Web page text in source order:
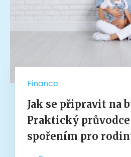
Finance
Jak se připravit na
Praktický
spořením pro